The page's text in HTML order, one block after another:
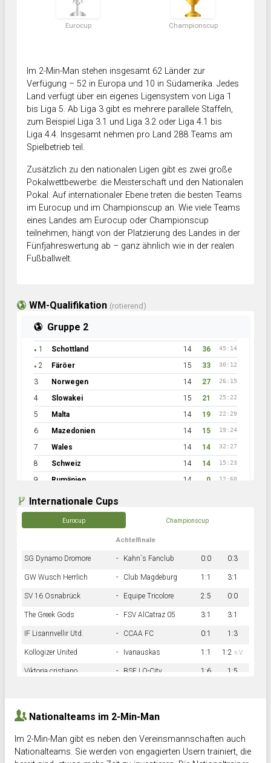
Eurocup Championscup
Im 2-Min-Man stehen insgesamt 62 Länder zur
Verfügung – 52 in Europa und 10 in Südamerika. Jedes
Land verfügt über ein eigenes Ligensystem von Liga 1
bis Liga 5. Ab Liga 3 gibt es mehrere parallele Staffeln,
zum Beispiel Liga 3.1 und Liga 3.2 oder Liga 4.1 bis
Liga 4.4. Insgesamt nehmen pro Land 288 Teams am
Spielbetrieb teil.
Zusätzlich zu den nationalen Ligen gibt es zwei große
Pokalwettbewerbe: die Meisterschaft und den Nationalen
Pokal. Auf internationaler Ebene treten die besten Teams
im Eurocup und im Championscup an. Wie viele Teams
eines Landes am Eurocup oder Championscup
teilnehmen, hängt von der Platzierung des Landes in der
Fünfjahreswertung ab – ganz ähnlich wie in der realen
Fußballwelt.
WM-Qualifikation (rotierend)
Gruppe 2
● 1 Schottland 14 36 45:14
● 2 Färöer 15 33 30:12
3 Norwegen 14 27 26:15
4 Slowakei 15 21 25:22
5 Malta 14 19 22:29
6 Mazedonien 14 15 19:24
7 Wales 14 14 32:27
8 Schweiz 14 14 15:23
9 Rumänien 14 0 12:60
Internationale Cups
Eurocup Championscup
Achtelfinale
SG Dynamo Dromore - Kahn´s Fanclub 0:0 0:3
GW Wusch Herrlich - Club Magdeburg 1:1 3:1
SV 16 Osnabrück - Equipe Tricolore 2:5 0:0
The Greek Gods - FSV AlCatraz 05 3:1 3:1
IF Lisannvellir Utd. - CCAA FC 0:1 1:3
Kollogizer United - Ivanauskas 1:1 1:2 n.V.
Viktoria cristiano - BSF LO-City 1:6 1:5
Nationalteams im 2-Min-Man
Im 2-Min-Man gibt es neben den Vereinsmannschaften auch
Nationalteams. Sie werden von engagierten Usern trainiert, die